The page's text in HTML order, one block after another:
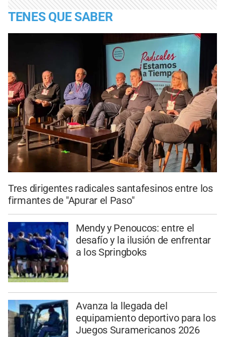
TENES QUE SABER
Tres dirigentes radicales santafesinos entre los
firmantes de "Apurar el Paso"
Mendy y Penoucos: entre el
desafío y la ilusión de enfrentar
a los Springboks
Avanza la llegada del
equipamiento deportivo para los
Juegos Suramericanos 2026